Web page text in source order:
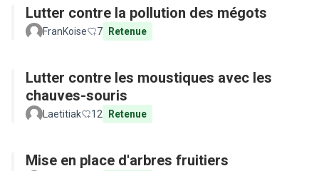
Lutter contre la pollution des mégots
FranKoise 7 Retenue
Lutter contre les moustiques avec les
chauves-souris
Laetitiak 12 Retenue
Mise en place d'arbres fruitiers